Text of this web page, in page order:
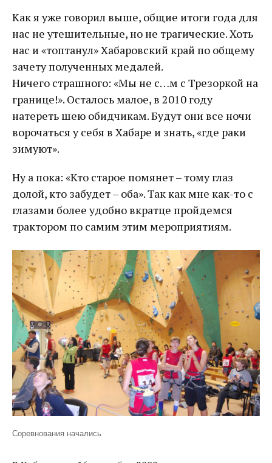
Как я уже говорил выше, общие итоги года для
нас не утешительные, но не трагические. Хоть
нас и «топтанул» Хабаровский край по общему
зачету полученных медалей.
Ничего страшного: «Мы не с…м с Трезоркой на
границе!». Осталось малое, в 2010 году
натереть шею обидчикам. Будут они все ночи
ворочаться у себя в Хабаре и знать, «где раки
зимуют».
Ну а пока: «Кто старое помянет – тому глаз
долой, кто забудет – оба». Так как мне как-то с
глазами более удобно вкратце пройдемся
трактором по самим этим мероприятиям.
Соревнования начались